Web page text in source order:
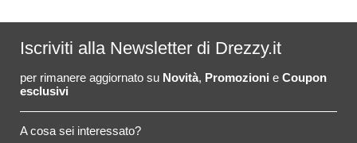
Iscriviti alla Newsletter di Drezzy.it
per rimanere aggiornato su Novità, Promozioni e Coupon
esclusivi
A cosa sei interessato?